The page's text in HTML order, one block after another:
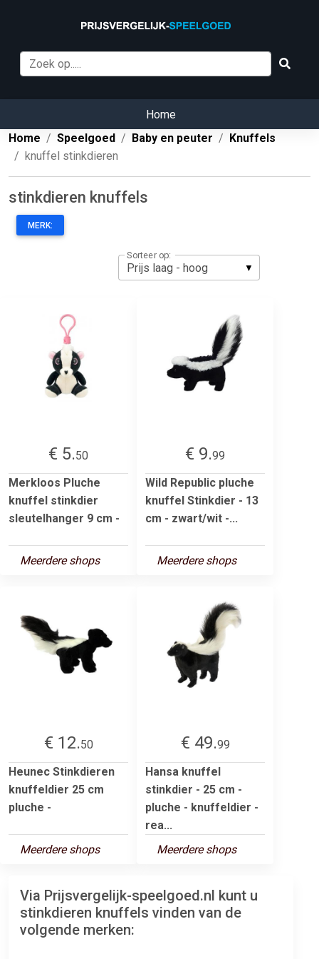
Home
Home
Speelgoed Baby en peuter
Knuffels
knuffel stinkdieren
stinkdieren knuffels
MERK:
Sorteer op:
€ 5.50
Merkloos Pluche
knuffel stinkdier
sleutelhanger 9 cm -
Meerdere shops
€ 9.99
Wild Republic pluche
knuffel Stinkdier - 13
cm - zwart/wit -...
Meerdere shops
€ 12.50
Heunec Stinkdieren
knuffeldier 25 cm
pluche -
Meerdere shops
€ 49.99
Hansa knuffel
stinkdier - 25 cm -
pluche - knuffeldier -
rea...
Meerdere shops
Via Prijsvergelijk-speelgoed.nl kunt u
stinkdieren knuffels vinden van de
volgende merken: